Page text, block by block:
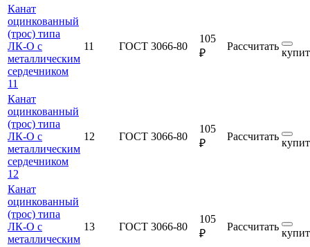
Канат
оцинкованный
(трос) типа
ЛК-О с
металлическим
сердечником
11
11 ГОСТ 3066-80
105
₽
Рассчитать
Канат
оцинкованный
(трос) типа
ЛК-О с
металлическим
сердечником
12
12 ГОСТ 3066-80
105
₽
Рассчитать
Канат
оцинкованный
(трос) типа
ЛК-О с
металлическим
13 ГОСТ 3066-80
105
₽
Рассчитать